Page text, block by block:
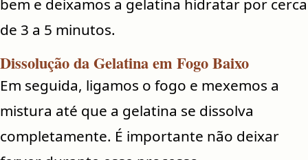
de 3 a 5 minutos.
Dissolução da Gelatina em Fogo Baixo
Em seguida, ligamos o fogo e mexemos a
mistura até que a gelatina se dissolva
completamente. É importante não deixar